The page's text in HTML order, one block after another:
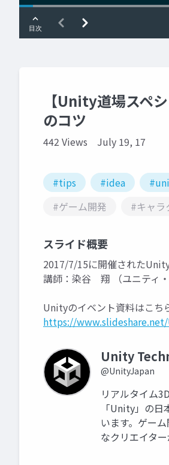
【Unity道場スペ
のコツ
442 Views July 19, 17
#tips #idea
#ゲーム開発
#キャラ
スライド概要
2017/7/15に開催された
講師：染谷 翔 （ユニティ・
Unityのイベント資料はこち
https://
Unity
@UnityJapan
リアルタイム
「Unity」の
います。ゲー
なクリエイタ